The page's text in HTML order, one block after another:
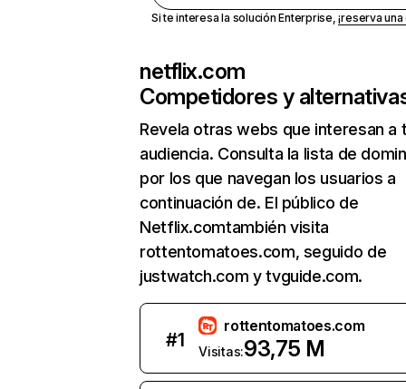
Si te interesa la solución Enterprise,¡reserva
netflix.com
Competidores y
Revela otras webs que interesan a
audiencia. Consulta la lista de
por los que navegan los usuarios a
continuación de. El público de
Netflix.comtambién visita
rottentomatoes.com, seguido de
justwatch.com y tvguide.com.
#1
rottentomatoes.com
Visitas:93,75 M